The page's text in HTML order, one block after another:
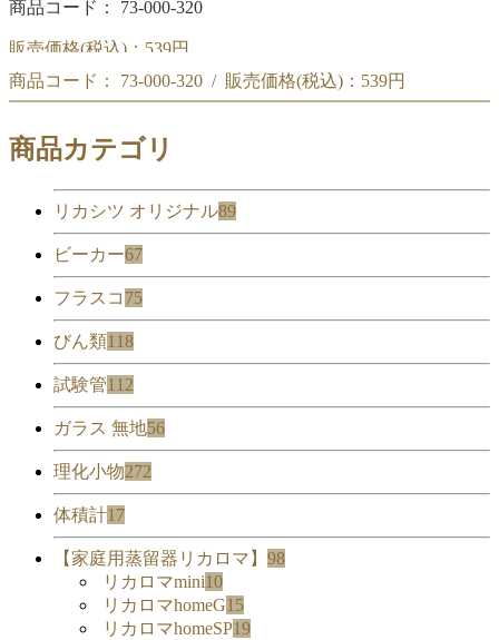
商品コード： 73-000-320
販売価格(税込)： 539円
黒スポイト瓶 透明 100mL
商品コード： 73-000-320 / 販売価格(税込)： 539円
商品カテゴリ
リカシツ オリジナル89
ビーカー67
フラスコ 75
びん類118
試験管112
ガラス 無地56
理化小物272
体積計17
【家庭用蒸留器リカロマ】 98
リカロマmini10
リカロマhomeG15
リカロマhomeSP19